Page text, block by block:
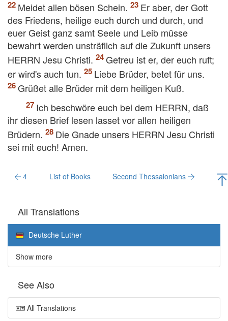
Meidet allen bösen Schein.
Er aber, der Gott
des Friedens, heilige euch durch und durch, und
euer Geist ganz samt Seele und Leib müsse
bewahrt werden unsträflich auf die Zukunft unsers
HERRN Jesu Christi.
Getreu ist er, der euch ruft;
er wird's auch tun.
Liebe Brüder, betet für uns.
Grüßet alle Brüder mit dem heiligen Kuß.
Ich beschwöre euch bei dem HERRN, daß
ihr diesen Brief lesen lasset vor allen heiligen
Brüdern.
Die Gnade unsers HERRN Jesu Christi
sei mit euch! Amen.
4 List of Books Second Thessalonians
All Translations
Deutsche Luther
Show more
See Also
All Translations